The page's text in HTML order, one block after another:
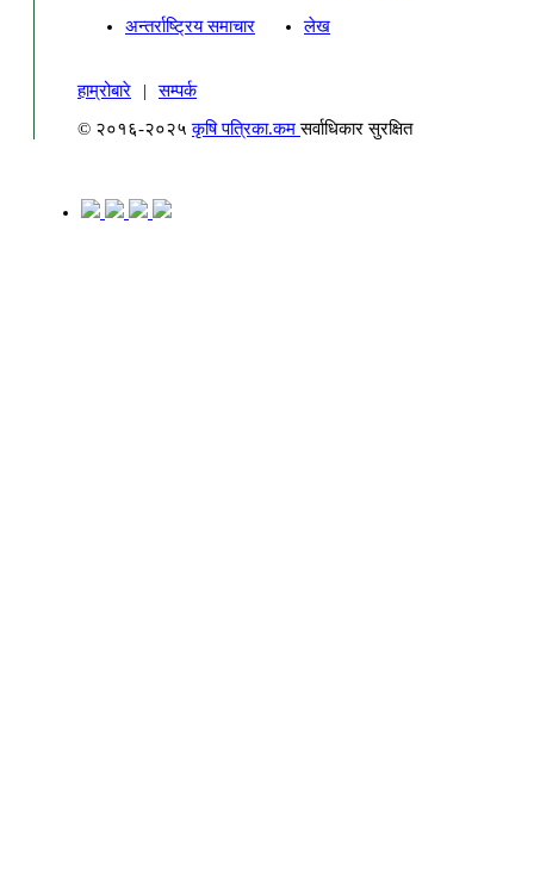
अन्तर्राष्ट्रिय समाचार
लेख
हाम्रोबारे |
सम्पर्क
© २०१६-२०२५कृषि पत्रिका.कमसर्वाधिकार सुरक्षित